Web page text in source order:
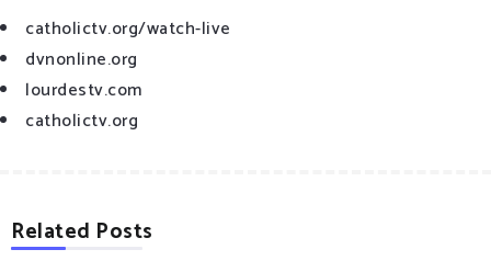
catholictv.org/watch-live
dvnonline.org
lourdestv.com
catholictv.org
Related Posts